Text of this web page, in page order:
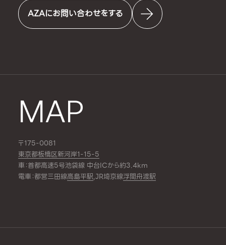
AZAにお問い合わせをする
MAP
〒175-0081
東京都板橋区新河岸1-15-5
車：首都高速5号池袋線 中台ICから約3.4km
電車：都営三田線高島平駅,JR埼京線浮間舟渡駅